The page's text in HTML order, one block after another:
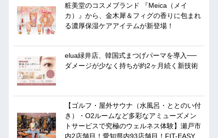
粧美堂のコスメブランド 『Meica（メイ
カ）』から、金木犀＆フィグの香りに包まれ
る濃厚保湿ケアアイテムが新登場！
elua緑井店、韓国式まつげパーマを導入──
ダメージが少なく持ちが約2ヶ月続く新技術
【ゴルフ・屋外サウナ（水風呂・ととのい付
き）・O2ルームなど多彩なアミューズメン
トサービスで究極のウェルネス体験】瀬戸市
内2店舗目！愛知県内93店舗目！FIT-EASY